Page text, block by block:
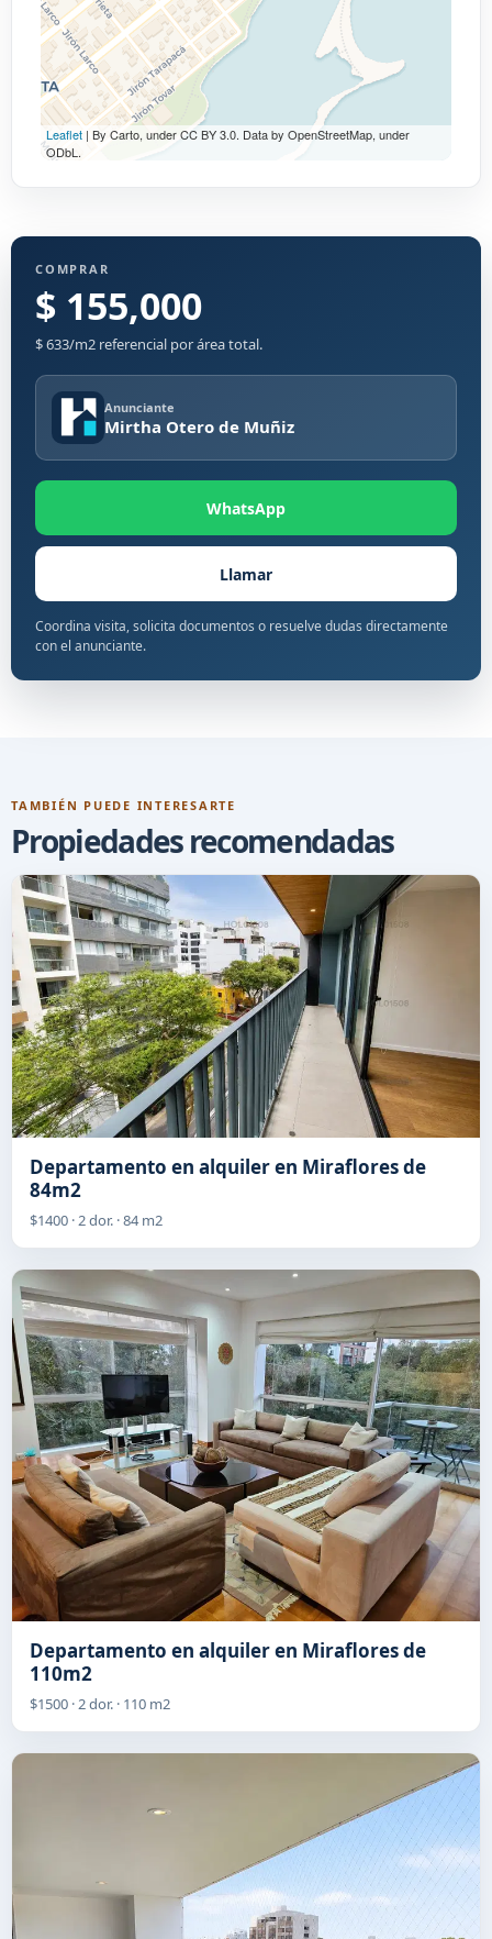
Leaflet | By Carto, under CC BY 3.0. Data by OpenStreetMap, under
ODbL.
COMPRAR
$ 155,000
$ 633/m2 referencial por área total.
Anunciante
Mirtha Otero de Muñiz
WhatsApp
Llamar
Coordina visita, solicita documentos o resuelve dudas directamente
con el anunciante.
TAMBIÉN PUEDE INTERESARTE
Propiedades recomendadas
Departamento en alquiler en Miraflores de
84m2
$1400 · 2 dor. · 84 m2
Departamento en alquiler en Miraflores de
110m2
$1500 · 2 dor. · 110 m2